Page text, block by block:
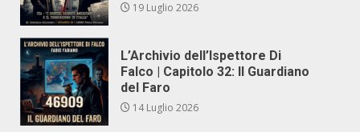
19 Luglio 2026
L’Archivio dell’Ispettore Di
Falco | Capitolo 32: Il Guardiano
del Faro
14 Luglio 2026